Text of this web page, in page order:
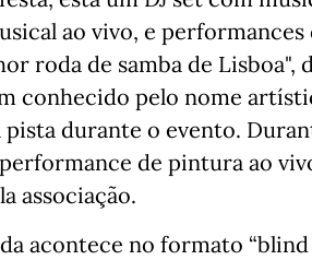
ao vivo, e
roda de samba de
conhecido pelo nome
pista durante o evento.
de pintura ao
associação.
acontece no formato